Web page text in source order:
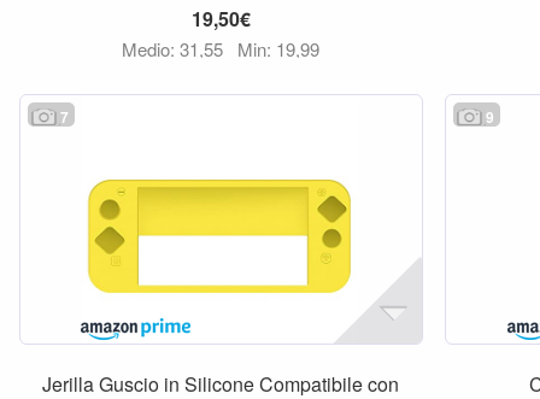
19,50€
Medio: 31,55 Min: 19,99
7
Jerilla Guscio in Silicone Compatibile con
9